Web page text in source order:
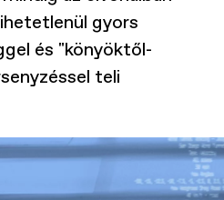
gyors
és "könyöktől-
teli